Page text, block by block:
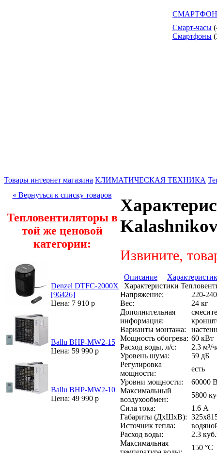
Смарт-часы
Смартфоны
Товары интернет магазина КЛИМАТИЧЕСКАЯ ТЕХНИКА
« Вернуться к списку товаров
Тепловентиляторы в
той же ценовой
категории:
Denzel DTFC-2000X
[96426]
Цена: 7 910 р
Ballu BHP-MW2-15
Цена: 59 990 р
Ballu BHP-MW2-10
Цена: 49 990 р
Извините,
Описание
Характеристики
Напряжение:
220-
Вес:
24 кг
Дополнительная
информация:
Варианты монтажа:
Мощность обогрева: 60 кВт
Расход воды, л/с:
2.3 м³/
Уровень шума:
59 дБ
Регулировка
мощности:
есть
Уровни мощности:
60000
Максимальный
воздухообмен:
5800
Сила тока:
1.6 А
Габариты (ДхШхВ):
Источник тепла:
Расход воды:
2.3
Максимальная
150 °C